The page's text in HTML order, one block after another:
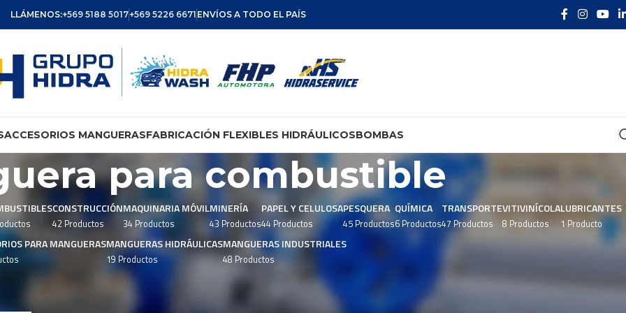
LLÁMENOS:+569 5188 5017+569 5226 6671 ENVÍOS A TODO EL PAÍS
ACCESORIOS MANGUERASFABRICACIÓN FLEXIBLES HIDRÁULICOSBOMBAS
para combustible
CONSTRUCCIÓN
42 Productos
MAQUINARIA MÓVIL
34 Productos
MINERÍA
43 Productos
PAPEL Y CELULOSA
44 Productos
PESQUERA
45 Productos
QUÍMICA
6 Productos
TRANSPORTE
47 Productos
VITIVINÍCOLA
8 Productos
LUBRICANTES
1 Producto
PARA MANGUERASMANGUERAS HIDRÁULICAS
19 Productos
MANGUERAS INDUSTRIALES
48 Productos
“Manguera para combustible” Mostrar 24 36